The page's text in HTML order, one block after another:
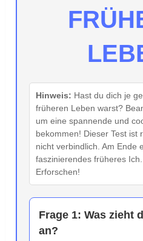
Hinweis: Hast du dich je
früheren Leben warst?
um eine spannende und
bekommen! Dieser Test ist
nicht verbindlich. Am Ende
faszinierendes früheres
Erforschen!
Frage 1: Was zieht
an?